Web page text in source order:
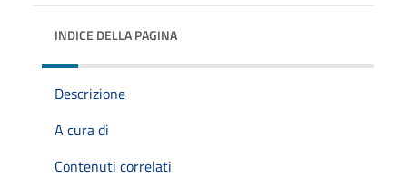
INDICE DELLA PAGINA
Descrizione
A cura di
Contenuti correlati